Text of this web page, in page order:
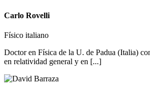
Carlo Rovelli
Físico italiano
Doctor en Física de la U. de Padua (Italia)
en relatividad general y en [...]